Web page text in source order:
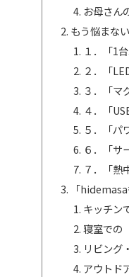
お母さん
もう悩まな
１．「1
２．「
３．「マ
４．「
５．「パ
６．「サ
７．「熱
「
キッチン
寝室での
リビング
アウトド